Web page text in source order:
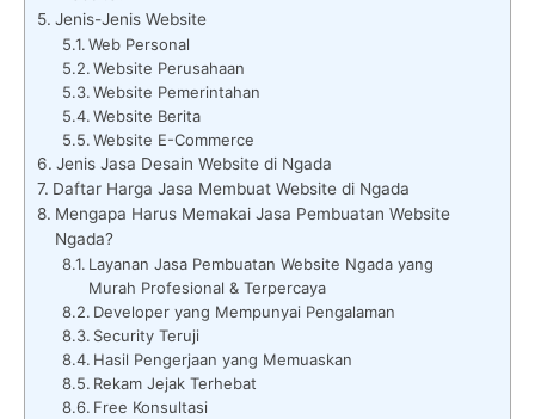
Jenis-Jenis Website
Web Personal
Website Perusahaan
Website Pemerintahan
Website Berita
Website E-Commerce
Jenis Jasa Desain Website di Ngada
Daftar Harga Jasa Membuat Website di Ngada
Mengapa Harus Memakai Jasa Pembuatan Website
Ngada?
Layanan Jasa Pembuatan Website Ngada yang
Murah Profesional & Terpercaya
Developer yang Mempunyai Pengalaman
Security Teruji
Hasil Pengerjaan yang Memuaskan
Rekam Jejak Terhebat
Free Konsultasi